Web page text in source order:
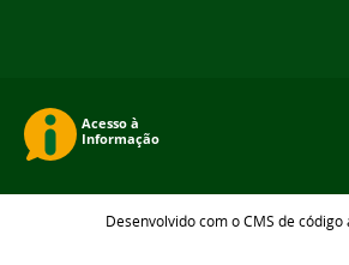
Desenvolvido com o CMS de código